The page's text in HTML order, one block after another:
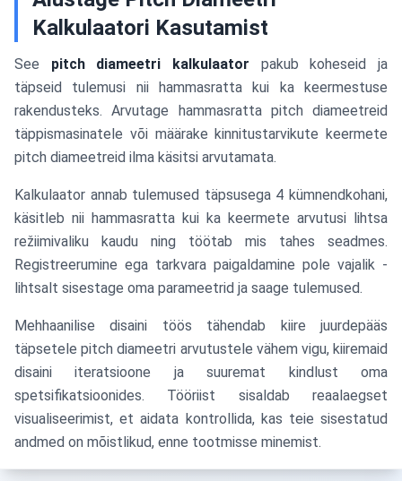
Kalkulaatori Kasutamist
See pitch diameetri kalkulaator pakub koheseid ja
täpseid tulemusi nii hammasratta kui ka keermestuse
rakendusteks. Arvutage hammasratta pitch diameetreid
täppismasinatele või määrake kinnitustarvikute keermete
pitch diameetreid ilma käsitsi arvutamata.
Kalkulaator annab tulemused täpsusega 4 kümnendkohani,
käsitleb nii hammasratta kui ka keermete arvutusi lihtsa
režiimivaliku kaudu ning töötab mis tahes seadmes.
Registreerumine ega tarkvara paigaldamine pole vajalik -
lihtsalt sisestage oma parameetrid ja saage tulemused.
Mehhaanilise disaini töös tähendab kiire juurdepääs
täpsetele pitch diameetri arvutustele vähem vigu, kiiremaid
disaini iteratsioone ja suuremat kindlust oma
spetsifikatsioonides. Tööriist sisaldab reaalaegset
visualiseerimist, et aidata kontrollida, kas teie sisestatud
andmed on mõistlikud, enne tootmisse minemist.